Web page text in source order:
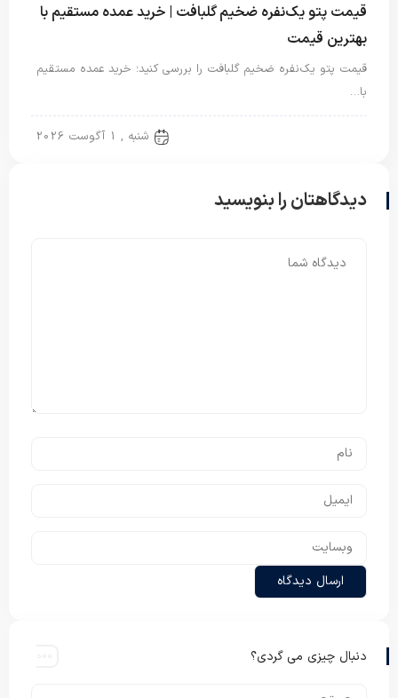
قیمت پتو یک‌نفره ضخیم گلبافت | خرید عمده مستقیم با
بهترین قیمت
قیمت پتو یک‌نفره ضخیم گلبافت را بررسی کنید؛ خرید عمده مستقیم
با…
شنبه , 1 آگوست 2026
دیدگاهتان را بنویسید
دنبال چیزی می گردی؟